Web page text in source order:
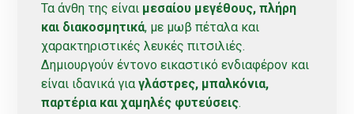
Τα άνθη της είναι μεσαίου μεγέθους, πλήρη
και διακοσμητικά, με μωβ πέταλα και
χαρακτηριστικές λευκές πιτσιλιές.
Δημιουργούν έντονο εικαστικό ενδιαφέρον και
είναι ιδανικά γιαγλάστρες, μπαλκόνια,
παρτέρια και χαμηλές φυτεύσεις.